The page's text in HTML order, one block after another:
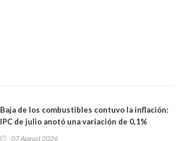
Baja de los combustibles contuvo la inflación:
IPC de julio anotó una variación de 0,1%
07 August 2026